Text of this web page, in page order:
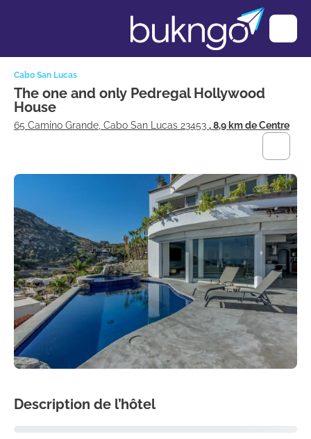
Cabo San Lucas
The one and only Pedregal Hollywood
House
65 Camino Grande, Cabo San Lucas 23453 , 8,9 km de Centre
Description de l’hôtel